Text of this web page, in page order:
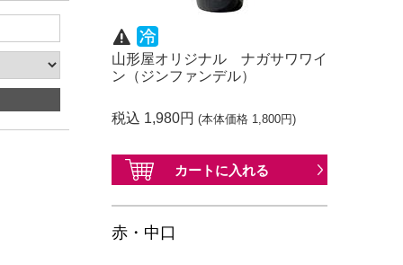
山形屋オリジナル ナガサワワイ
ン（ジンファンデル）
税込 1,980円 (本体価格 1,800円)
カートに 入れる
赤・中口